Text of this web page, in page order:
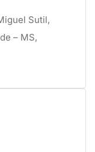
Sutil,
– MS,